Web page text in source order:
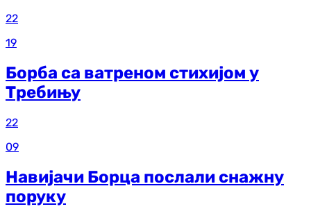
22
19
Борба са ватреном стихијом у
Требињу
22
09
Навијачи Борца послали снажну
поруку